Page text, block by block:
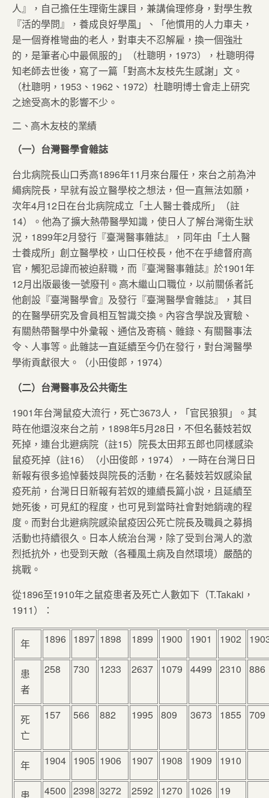
人』，自己擔任生理衛生課目，兼講倫理修身，對學生教
『活的學問』，養成良好學風」、「他慣用的人力車夫，
是一個脊椎彎曲的老人，對車夫不忍解雇，換一個強壯
的，是筆者心中最佩服的」（杜聰明，1973），杜聰明得
知老師去世後，寫了一篇「對高木友枝先生感謝」文。
（杜聰明，1953、1962、1972）杜聰明博士會走上研究
之途受高木的影響不少。
二、高木友枝的業績
（一）台灣醫學會雜誌
台北病院長山口秀高1896年11月來台履任，來台之前為沖
繩病院長，早就有設立醫學校之想法，但一直無法如願，
次年4月12日在台北病院成立「土人醫士養成所」（註
14）。他為了擴大熱帶醫學知識，使日人了解台灣衛生狀
況，1899年2月發行『臺灣醫事雜誌』，同年由「土人醫
士養成所」創立醫學校，山口任校長，他不在乎總督府高
官，觸犯忌諱而被迫辭職，而『臺灣醫事雜誌』於1901年
12月出版最後一號廢刊。高木繼山口職位，以前關係者託
他創設『臺灣醫學會』及發行『臺灣醫學會雜誌』，其目
的在醫學研究及會員相互智識交換。內容含學說及實驗、
有關熱帶醫學中外彙報、通信及寄稿、雜錄、有關醫事法
令、人事等。此雜誌一直延續至今仍在發行，對台灣醫學
學術貢獻很大。（小田俊郎，1974）
（二）台灣醫事及公共衛生
1901年台灣鼠疫大流行，死亡3673人，「官民狼狽」。其
時在他還沒來台之前，1898年5月28日，不但名藝妓若奴
死掉，連台北避病院（註15）院長太田邦五郎也同樣感染
鼠疫死掉（註16）（小田俊郎，1974），一時在台灣日日
新報有很多追悼藝妓與院長的活動，在名藝妓若奴感染鼠
疫死前，台灣日日新報有若奴的連續長篇小說，且延續至
她死後，可見紅的程度，也可見到當時社會對她銷魂的程
度。而對台北避病院感染鼠疫因公死亡院長及職員之募捐
活動也持續很久。日本人統治台灣，除了受到台灣人的激
烈抵抗外，也受到天敵（各種風土病及自然環境）嚴酷的
挑戰。
從1896至1910年之鼠疫患者及死亡人數如下（T.Takaki，
1911）：
年 1896 1897 1898 1899 1900 1901 1902
患
者
258 730 1233 2637 1079 4499 2310 886
死
亡
157 566 882 1995 809 3673 1855 709
年 1904 1905 1906 1907 1908 1909 1910
4500 2398 3272 2592 1270 1026 19